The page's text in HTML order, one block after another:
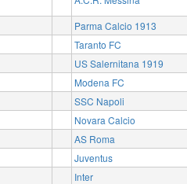
Parma Calcio 1913
Taranto FC
US Salernitana 1919
Modena FC
SSC Napoli
Novara Calcio
AS Roma
Juventus
Inter